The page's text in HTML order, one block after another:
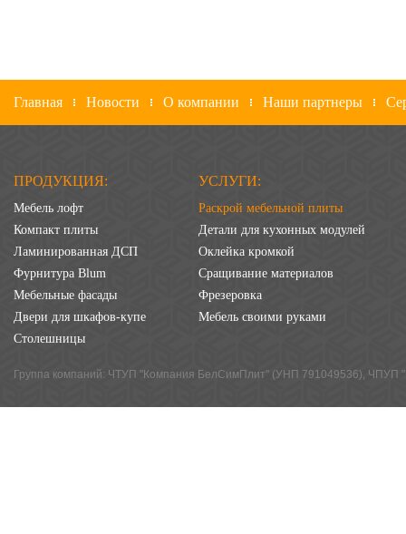
Главная Новости О компании Наши партнеры
ПРОДУКЦИЯ:
Мебель лофт
Компакт плиты
Ламинированная ДСП
Фурнитура Blum
Мебельные фасады
Двери для шкафов-купе
Столешницы
УСЛУГИ:
Раскрой мебельной плиты
Детали для кухонных модулей
Оклейка кромкой
Сращивание материалов
Фрезеровка
Мебель своими руками
Группа компаний: ЧТУП "Компания БелСимПлит" (УНП 791049536),